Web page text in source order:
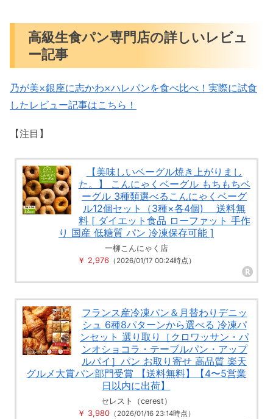
高級生食パン専門店の詳しいレビュ
ー記事
乃が美×銀座に志かわ×ハレパンを食べ比べ！実際に試食
したレビュー記事はこちら！
【注目】
【美味しいベーグル焼き上がりまし
た。】 こんにゃくベーグル もちもちベ
ーグル 3種類選べるこんにゃくベーグ
ル12個セット（3種×各4個) 送料無
料 [ ダイエット食品 ローファット 手作
り 国産 低糖質 パン 冷凍保存可能 ]
一柳こんにゃく店
￥ 2,976 （2026/01/17 00:24時点）
フランス産冷凍パン＆月替わりデニッ
シュ 6種8パターンから選べる 冷凍パ
ンセット 選り取り［クロワッサン・パ
ンオショコラ・テーブルパン・アップ
ルパイ］パン お取り寄せ 高品質 楽天
グルメ大賞パン部門受賞 【送料無料】【4〜5営業
日以内に出荷】
セレスト（cerest）
￥ 3,980 （2026/01/16 23:14時点）